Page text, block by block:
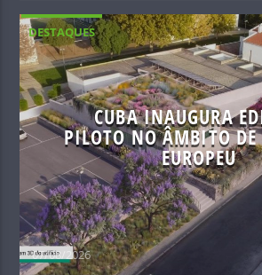
DESTAQUES
CUBA INAUGURA
PILOTO NO ÂMBITO DE
EUROPEU
07/08/2026